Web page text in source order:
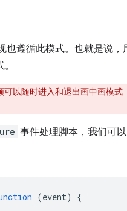
遵循此模式。也就是说
以随时进入和退出画中画模
事件处理脚本，我们可
(event)
{